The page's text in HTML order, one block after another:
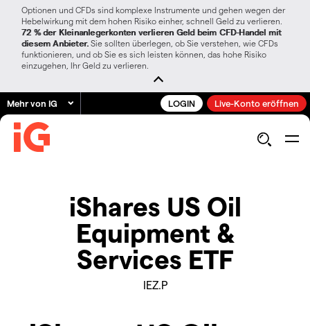
Optionen und CFDs sind komplexe Instrumente und gehen wegen der
Hebelwirkung mit dem hohen Risiko einher, schnell Geld zu verlieren.
72 % der Kleinanlegerkonten verlieren Geld beim CFD-Handel mit
diesem Anbieter. Sie sollten überlegen, ob Sie verstehen, wie CFDs
funktionieren, und ob Sie es sich leisten können, das hohe Risiko
einzugehen, Ihr Geld zu verlieren.
Mehr von IG LOGIN Live-Konto eröffnen
iShares US Oil
Equipment &
Services ETF
IEZ.P